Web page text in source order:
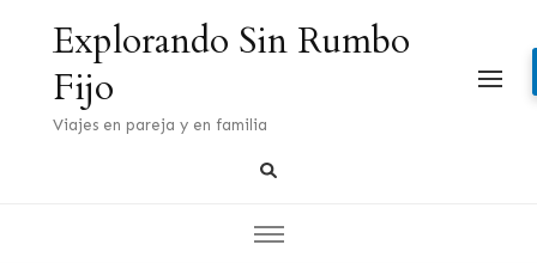
Explorando Sin Rumbo
Fijo
Viajes en pareja y en familia